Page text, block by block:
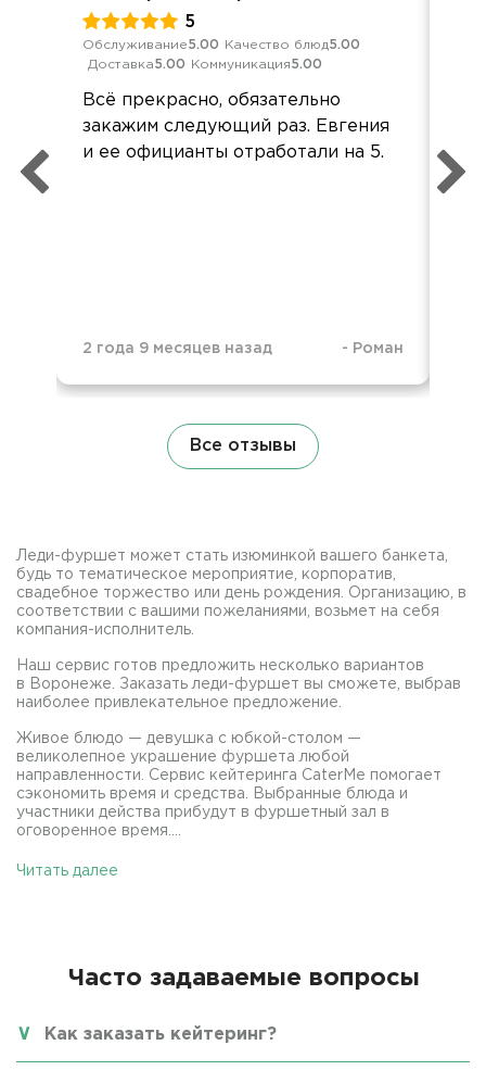
5
Обслуживание5.00 Качество блюд5.00
Доставка5.00 Коммуникация5.00
Всё прекрасно, обязательно
закажим следующий раз. Евгения
и ее официанты отработали на 5.
2 года 9 месяцев назад - Роман
Все отзывы
Леди-фуршет может стать изюминкой вашего банкета,
будь то тематическое мероприятие, корпоратив,
свадебное торжество или день рождения. Организацию, в
соответствии с вашими пожеланиями, возьмет на себя
компания-исполнитель.
Наш сервис готов предложить несколько вариантов
в Воронеже. Заказать леди-фуршет вы сможете, выбрав
наиболее привлекательное предложение.
Живое блюдо — девушка с юбкой-столом —
великолепное украшение фуршета любой
направленности. Сервис кейтеринга CaterMe помогает
сэкономить время и средства. Выбранные блюда и
участники действа прибудут в фуршетный зал в
оговоренное время....
Читать далее
Часто задаваемые вопросы
Как заказать кейтеринг?